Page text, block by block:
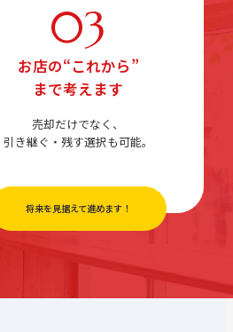
03
お店の“これから”
まで考えます
売却だけでなく、
引き継ぐ・残す選択も可能。
将来を見据えて進めます！